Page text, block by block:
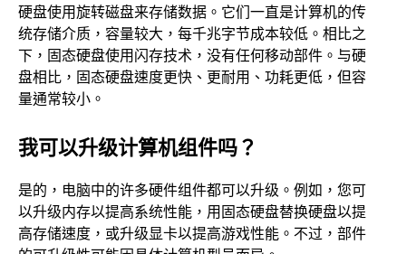
硬盘使用旋转磁盘来存储数据。它们一直是计算机的传
统存储介质，容量较大，每千兆字节成本较低。相比之
下，固态硬盘使用闪存技术，没有任何移动部件。与硬
盘相比，固态硬盘速度更快、更耐用、功耗更低，但容
量通常较小。
我可以升级计算机组件吗？
是的，电脑中的许多硬件组件都可以升级。例如，您可
以升级内存以提高系统性能，用固态硬盘替换硬盘以提
高存储速度，或升级显卡以提高游戏性能。不过，部件